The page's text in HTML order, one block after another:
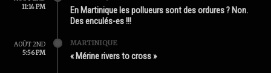
11:14 PM
En Martinique les pollueurs sont des ordures ? Non.
Des enculés-es !!!
AOÛT 2ND
5:56 PM
MARTINIQUE
« Mérine rivers to cross »